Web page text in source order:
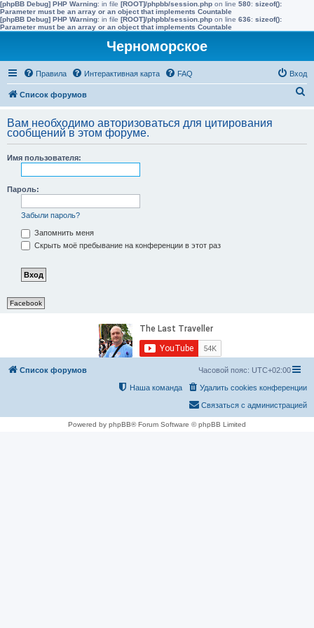
[phpBB Debug] PHP Warning: in file [ROOT]/phpbb/session.php on line 580: sizeof():
Parameter must be an array or an object that implements Countable
[phpBB Debug] PHP Warning: in file [ROOT]/phpbb/session.php on line 636: sizeof():
Parameter must be an array or an object that implements Countable
Черноморское
Правила Интерактивная карта FAQ Вход
Список форумов
с
Вам необходимо авторизоваться для цитирования
сообщений в этом форуме.
Имя пользователя:
Пароль:
Забыли пароль?
Запомнить меня
Скрыть моё пребывание на конференции в этот раз
Facebook
Список форумов Часовой пояс: UTC+02:00
Удалить cookies конференции
Наша команда
Связаться с администрацией
Powered by phpBB® Forum Software © phpBB Limited